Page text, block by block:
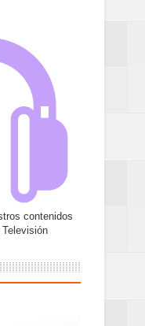
contenidos